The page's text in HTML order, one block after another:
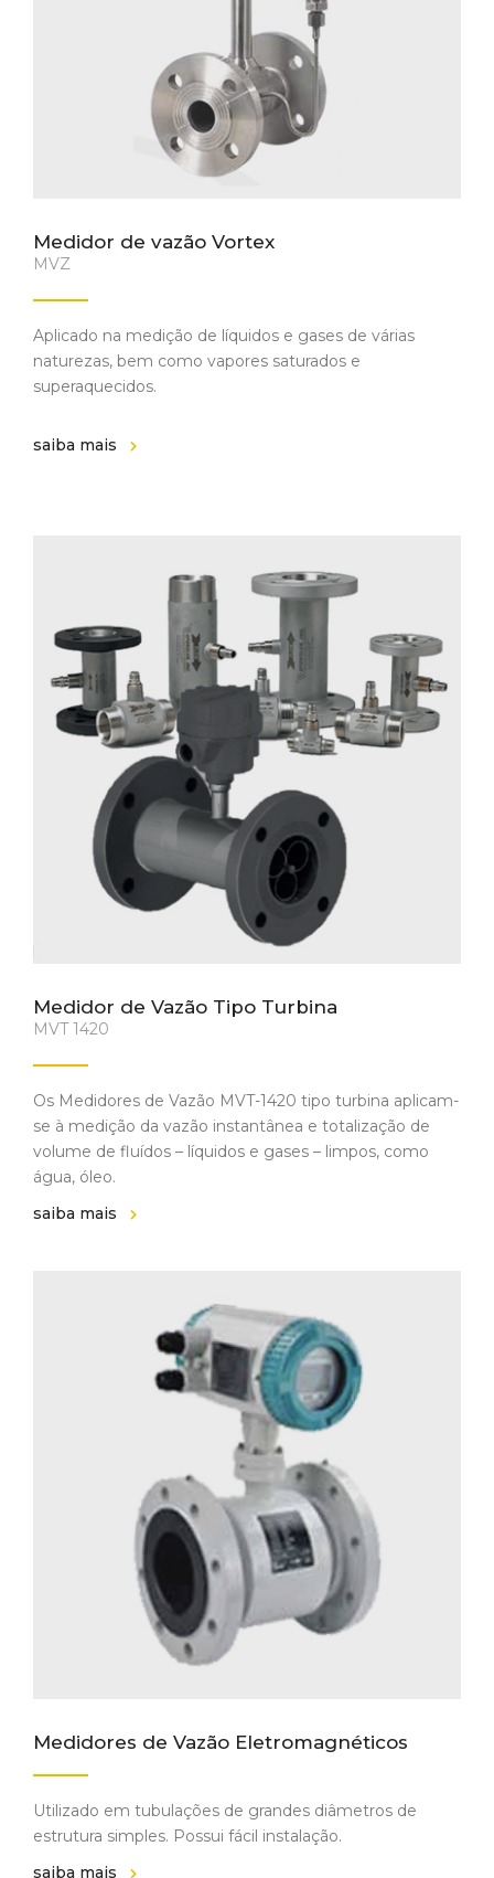
Medidor de vazão Vortex
MVZ
Aplicado na medição de líquidos e gases de várias
naturezas, bem como vapores saturados e
superaquecidos.
saiba mais
Medidor de Vazão Tipo Turbina
MVT 1420
Os Medidores de Vazão MVT-1420 tipo turbina aplicam-
se à medição da vazão instantânea e totalização de
volume de fluídos – líquidos e gases – limpos, como
água, óleo.
saiba mais
Medidores de Vazão Eletromagnéticos
Utilizado em tubulações de grandes diâmetros de
estrutura simples. Possui fácil instalação.
saiba mais